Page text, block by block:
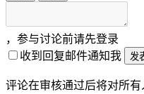
，参与讨论前请先登录
收到回复邮件通知我
发
评论在审核通过后将对所有